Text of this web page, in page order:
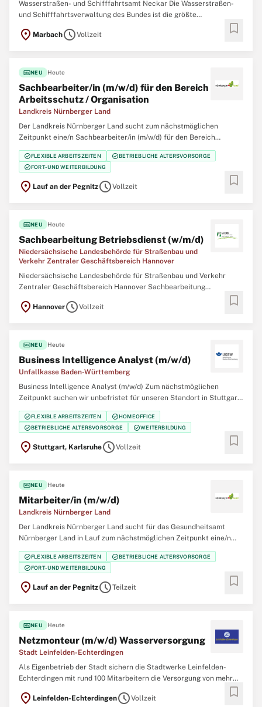
Wasserstraßen- und Schifffahrtsamt Neckar Die Wasserstraßen-
und Schifffahrtsverwaltung des Bundes ist die größte
Verkehr (BMV). In unseren Behörden arbeiten deutschlandweit
location_on MarbachscheduleVollzeit bookmark
fiber_newNEU Heute
Sachbearbeiter/in (m/w/d) für den Bereich
Arbeitsschutz / Organisation
Landkreis Nürnberger Land
Der Landkreis Nürnberger Land sucht zum nächstmöglichen
Zeitpunkt eine/n Sachbearbeiter/in (m/w/d) für den Bereich
Arbeitsschutz / Organisation in Vollzeit oder vollzeitnah (min. 35 h).
Es handelt sich um eine unbefristete Stelle. Die Besetzung ist auch
im Rahmen von Jobsharing
check_circleFLEXIBLE ARBEITSZEITEN check_circleBETRIEBLICHE ALTERSVORSORGE
check_circleFORT- UND WEITERBILDUNG
location_on Lauf an der PegnitzscheduleVollzeit bookmark
fiber_newNEU Heute
Sachbearbeitung Betriebsdienst (w/m/d)
Niedersächsische Landesbehörde für Straßenbau und
Verkehr Zentraler Geschäftsbereich Hannover
Niedersächsische Landesbehörde für Straßenbau und Verkehr
Zentraler Geschäftsbereich Hannover Sachbearbeitung
Niedersächsischen Landesbehörde für Straßenbau und Verkehr ist
location_on HannoverscheduleVollzeit bookmark
fiber_newNEU Heute
Business Intelligence Analyst (m/w/d)
Unfallkasse Baden-Württemberg
Business Intelligence Analyst (m/w/d) Zum nächstmöglichen
Zeitpunkt suchen wir unbefristet für unseren Standort in Stuttgart
oder Karlsruhe einen Business Intelligence Analyst (m/w/d). Sie
haben ein gutes Gespür für Zahlen und Spaß daran, aus Daten
echte Insights zu gewinnen? Dann
check_circleFLEXIBLE ARBEITSZEITEN check_circleHOMEOFFICE
check_circleBETRIEBLICHE ALTERSVORSORGE check_circleWEITERBILDUNG
location_on Stuttgart, KarlsruhescheduleVollzeit bookmark
fiber_newNEU Heute
Mitarbeiter/in (m/w/d)
Landkreis Nürnberger Land
Der Landkreis Nürnberger Land sucht für das Gesundheitsamt
Nürnberger Land in Lauf zum nächstmöglichen Zeitpunkt eine/n
Mitarbeiter/in (m/w/d) in Teilzeit mit 23,30 Wochenstunden im
kommunalen Verwaltungsbereich des Gesundheitsamts Nürnberger
Land. Die Stelle ist unbefristet. Ihr
check_circleFLEXIBLE ARBEITSZEITEN check_circleBETRIEBLICHE ALTERSVORSORGE
check_circleFORT- UND WEITERBILDUNG
location_on Lauf an der PegnitzscheduleTeilzeit bookmark
fiber_newNEU Heute
Netzmonteur (m/w/d) Wasserversorgung
Stadt Leinfelden-Echterdingen
Als Eigenbetrieb der Stadt sichern die Stadtwerke Leinfelden-
Echterdingen mit rund 100 Mitarbeitern die Versorgung von mehr
als 40.000 Einwohnern, Betrieben und Unternehmen, sowie die des
Flughafens und der Messe Stuttgart. Wir sind kompetenter Partner
location_on Leinfelden-EchterdingenscheduleVollzeit bookmark